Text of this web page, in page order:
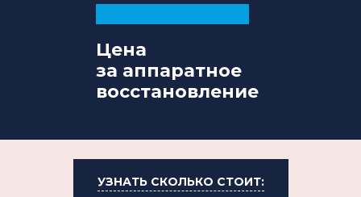
Цена
за аппаратное
восстановление
УЗНАТЬ СКОЛЬКО СТОИТ: